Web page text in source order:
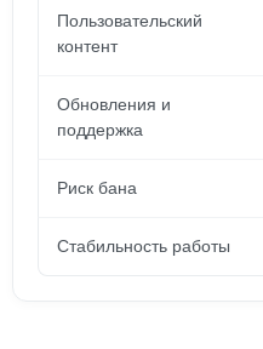
Пользовательский
контент
Обновления и
поддержка
Риск бана
Стабильность работы